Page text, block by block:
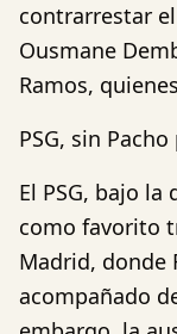
contrarrestar
Ousmane
Ramos,
PSG, sin
El PSG, bajo
como favorito
Madrid, donde
acompañado